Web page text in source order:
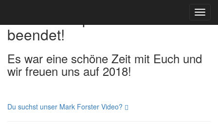
beendet!
Es war eine schöne Zeit mit Euch und
wir freuen uns auf 2018!
Du suchst unser Mark Forster Video?